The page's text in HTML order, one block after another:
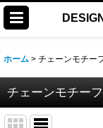
ホーム > チェーンモチー
チェーンモチー